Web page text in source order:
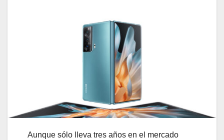
Aunque sólo lleva tres años en el mercado